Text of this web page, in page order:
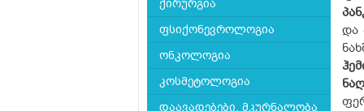
ქირურგია
ფსიქონევროლოგია
ონკოლოგია
კოსმეტოლოგია
დაავადებები, მკურნალობა
და